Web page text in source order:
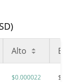
$0.00001797
19.13%
Alto
$0.000022